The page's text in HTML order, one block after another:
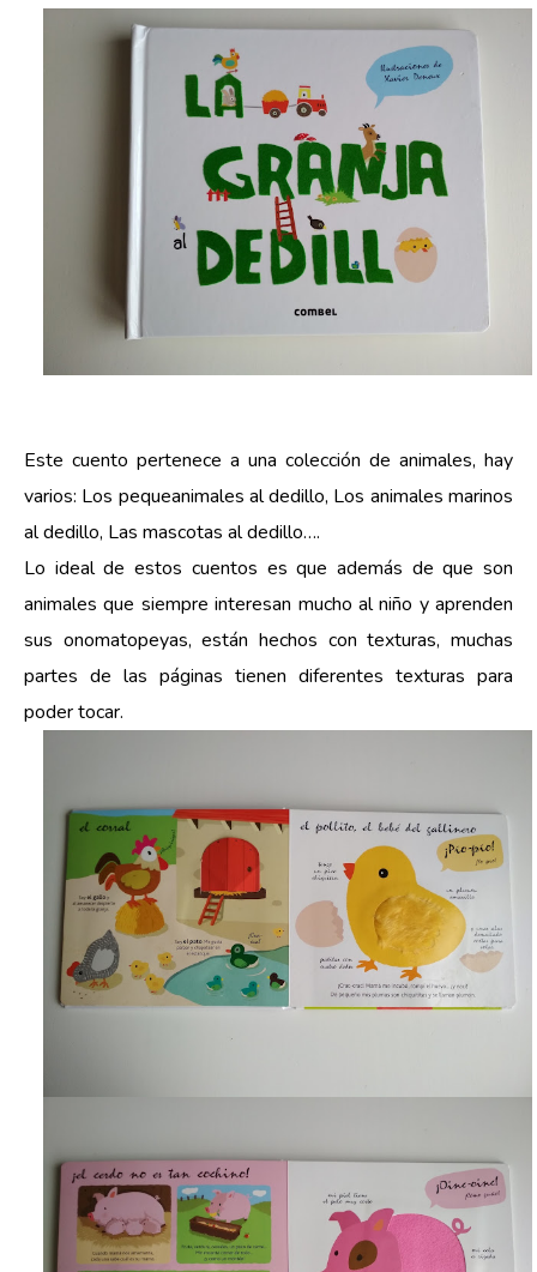
Este cuento pertenece a una colección de animales, hay
varios: Los pequeanimales al dedillo, Los animales marinos
al dedillo, Las mascotas al dedillo….
Lo ideal de estos cuentos es que además de que son
animales que siempre interesan mucho al niño y aprenden
sus onomatopeyas, están hechos con texturas, muchas
partes de las páginas tienen diferentes texturas para
poder tocar.